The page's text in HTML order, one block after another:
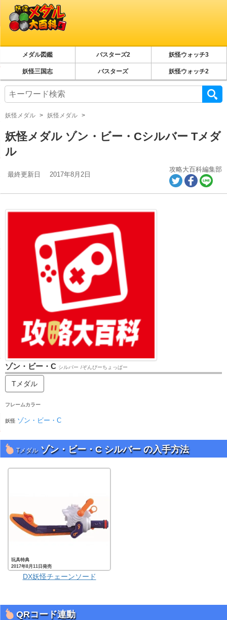
メダル図鑑 バスターズ2 妖怪ウォッチ3
妖怪三国志 バスターズ 妖怪ウォッチ2
妖怪メダル 妖怪メダル
妖怪メダル ゾン・ビー・Cシルバー Tメダ
ル
最終更新日 2017年8月2日
攻略大百科編集部
ゾン・ビー・C シルバー /ぞんびーちょっぱー
Tメダル
フレームカラー
妖怪 ゾン・ビー・C
Tメダルゾン・ビー・C シルバー の入手方法
玩具特典
2017年8月11日発売
DX妖怪チェーンソード
QRコード連動